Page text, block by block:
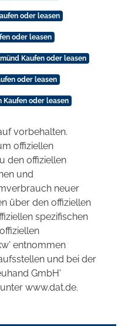
oder leasen
oder leasen
Kaufen oder leasen
oder leasen
Kaufen oder leasen
vorbehalten.
offiziellen
den offiziellen
und
neuer
über den offiziellen
spezifischen
entnommen
und bei der
GmbH'
www.dat.de.